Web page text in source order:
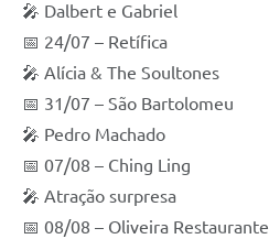
🎤 Dalbert e Gabriel
📅 24/07 – Retífica
🎤 Alícia & The Soultones
📅 31/07 – São Bartolomeu
🎤 Pedro Machado
📅 07/08 – Ching Ling
🎤 Atração surpresa
📅 08/08 – Oliveira Restaurante